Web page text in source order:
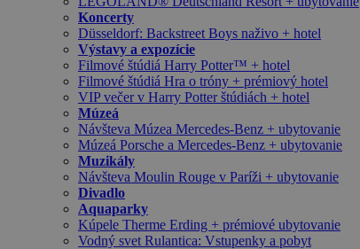
Koncerty
Düsseldorf: Backstreet Boys naživo + hotel
Výstavy a expozície
Filmové štúdiá Harry Potter™ + hotel
Filmové štúdiá Hra o tróny + prémiový hotel
VIP večer v Harry Potter štúdiách + hotel
Múzeá
Návšteva Múzea Mercedes-Benz + ubytovanie
Múzeá Porsche a Mercedes-Benz + ubytovanie
Muzikály
Návšteva Moulin Rouge v Paríži + ubytovanie
Divadlo
Aquaparky
Kúpele Therme Erding + prémiové ubytovanie
Vodný svet Rulantica: Vstupenky a pobyt